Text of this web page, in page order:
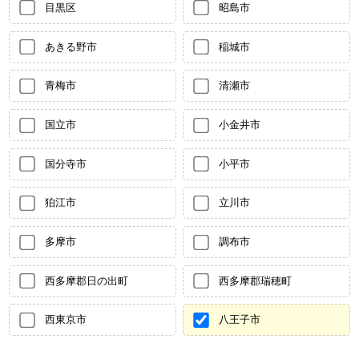
目黒区 昭島市
あきる野市 稲城市
青梅市 清瀬市
国立市 小金井市
国分寺市 小平市
狛江市 立川市
多摩市 調布市
西多摩郡日の出町 西多摩郡瑞穂町
西東京市 八王子市